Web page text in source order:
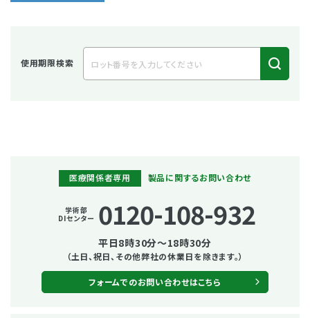
使用期限検索
医療関係者専用 製品に関するお問い合わせ
学術部
DIセンター 0120-108-932
平日8時30分～18時30分
（土日、祝日、その他弊社の休業日を除きます。）
フォームでのお問い合わせはこちら